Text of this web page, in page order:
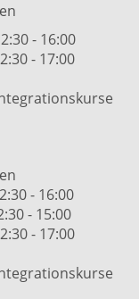
- 16:00
- 17:00
- 16:00
- 15:00
- 17:00